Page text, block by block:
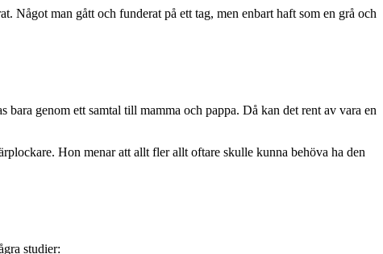
Något man gått och funderat på ett tag, men enbart haft som en grå och
genom ett samtal till mamma och pappa. Då kan det rent av vara en
Hon menar att allt fler allt oftare skulle kunna behöva ha den
studier: